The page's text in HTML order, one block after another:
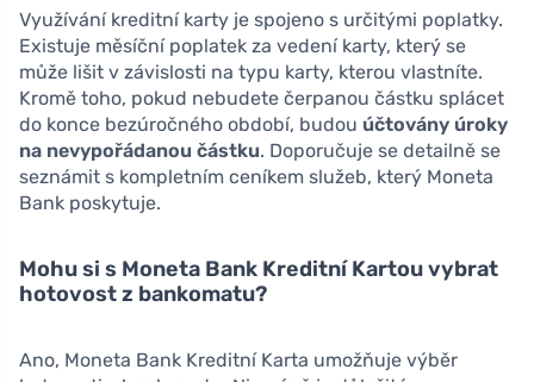
Využívání kreditní karty je spojeno s určitými poplatky.
Existuje měsíční poplatek za vedení karty, který se
může lišit v závislosti na typu karty, kterou vlastníte.
Kromě toho, pokud nebudete čerpanou částku splácet
do konce bezúročného období, budou účtovány úroky
na nevypořádanou částku. Doporučuje se detailně se
seznámit s kompletním ceníkem služeb, který Moneta
Bank poskytuje.
Mohu si s Moneta Bank Kreditní Kartou vybrat
hotovost z bankomatu?
Ano, Moneta Bank Kreditní Karta umožňuje výběr